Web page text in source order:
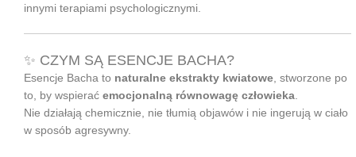
innymi terapiami psychologicznymi.
✨ CZYM SĄ ESENCJE BACHA?
Esencje Bacha to naturalne ekstrakty kwiatowe , stworzone po
to, by wspierać emocjonalną równowagę człowieka
Nie działają chemicznie, nie tłumią objawów i nie ingerują w ciało
w sposób agresywny.